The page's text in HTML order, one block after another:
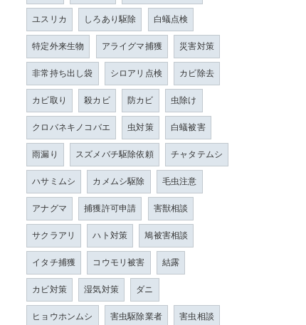
ユスリカ
しろあり駆除
白蟻点検
特定外来生物
アライグマ捕獲
災害対策
非常持ち出し袋
シロアリ点検
カビ除去
カビ取り
殺カビ 防カビ
虫除け
クロバネキノコバエ
虫対策
白蟻被害
雨漏り
スズメバチ駆除依頼
チャタテムシ
ハサミムシ
カメムシ駆除
毛虫注意
アナグマ
捕獲許可申請
害獣相談
サクラアリ
ハト対策
鳩被害相談
イタチ捕獲
コウモリ被害
結露
カビ対策
湿気対策
ダニ
ヒョウホンムシ
害虫駆除業者
害虫相談